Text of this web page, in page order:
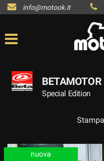
info@motook.it
Special Edition
Stampa
nuova